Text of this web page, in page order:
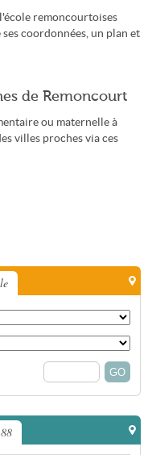
remoncourtoises
coordonnées, un plan et
de Remoncourt
ou maternelle à
villes proches via ces